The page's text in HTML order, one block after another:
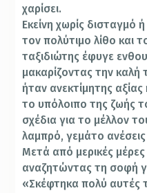
χαρίσει.
Εκείνη χωρίς δισταγμό
τον πολύτιμο λίθο και
ταξιδιώτης έφυγε
μακαρίζοντας την καλή
ήταν ανεκτίμητης
το υπόλοιπο της ζωής
σχέδια για το μέλλον
λαμπρό, γεμάτο ανέσεις
Μετά από μερικές
αναζητώντας τη σοφή
«Σκέφτηκα πολύ αυτές